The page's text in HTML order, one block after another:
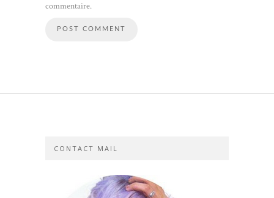
commentaire.
CONTACT MAIL